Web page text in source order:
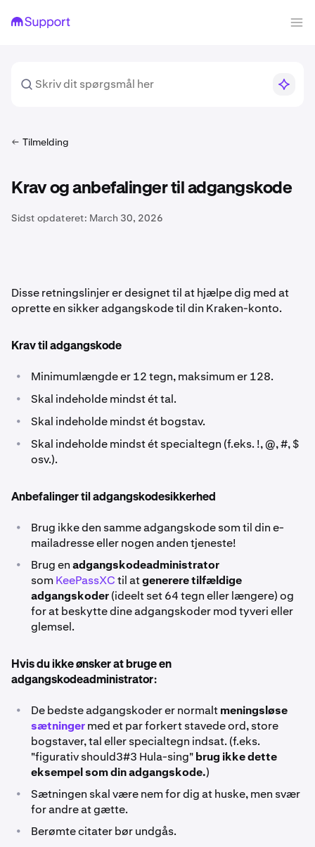
Tilmelding
Krav og anbefalinger til adgangskode
Sidst opdateret: March 30, 2026
Disse retningslinjer er designet til at hjælpe dig med at
oprette en sikker adgangskode til din Kraken-konto.
Krav til adgangskode
• Minimumlængde er 12 tegn, maksimum er 128.
• Skal indeholde mindst ét tal.
• Skal indeholde mindst ét bogstav.
•
Skal indeholde mindst ét specialtegn (f.eks. !, @, #, $
osv.).
Anbefalinger til adgangskodesikkerhed
•
Brug ikke den samme adgangskode som til din e-
mailadresse eller nogen anden tjeneste!
• Brug enadgangskodeadministrator
som KeePassXCtil atgenerere tilfældige
adgangskoder(ideelt set 64 tegn eller længere) og
for at beskytte dine adgangskoder mod tyveri eller
glemsel.
Hvis du ikke ønsker at bruge en
adgangskodeadministrator:
• De bedste adgangskoder er normaltmeningsløse
sætningermed et par forkert stavede ord, store
bogstaver, tal eller specialtegn indsat. (f.eks.
"figurativ should3#3 Hula-sing"brug ikke dette
eksempel som din adgangskode.)
•
Sætningen skal være nem for dig at huske, men svær
for andre at gætte.
• Berømte citater bør undgås.